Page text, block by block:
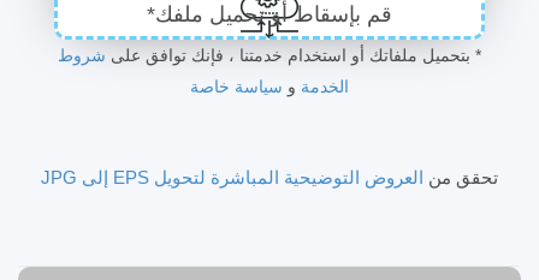
قم بإسقاط أو تحميل ملفك*
* بتحميل ملفاتك أو استخدام خدمتنا ، فإنك توافق على شروط
الخدمة و سياسة خاصة
تحقق من العروض التوضيحية المباشرة لتحويل EPS إلى JPG